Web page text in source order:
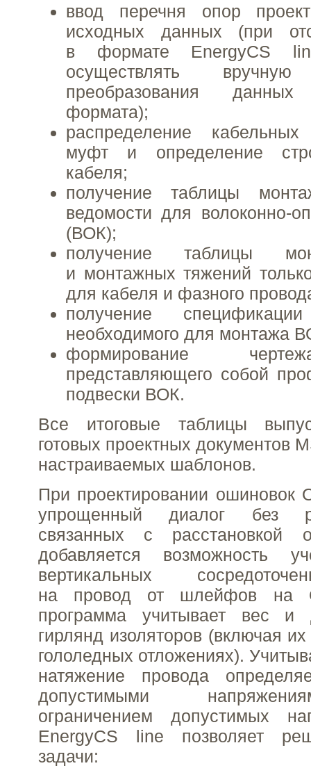
ввод перечня опор
исходных данных (при
в формате EnergyCS
осуществлять
преобразования
формата);
распределение кабельных
муфт и определение
кабеля;
получение таблицы
ведомости для волоконно-
(ВОК);
получение таблицы
и монтажных тяжений
для кабеля и фазного
получение
необходимого для монтажа
формирование
представляющего собой
подвески ВОК.
Все итоговые таблицы
готовых проектных документов
настраиваемых шаблонов.
При проектировании ошиновок
упрощенный диалог без
связанных с
добавляется возможность
вертикальных
на провод от шлейфов на
программа учитывает вес и
гирлянд изоляторов (включая
гололедных отложениях).
натяжение провода
допустимыми
ограничением допустимых
EnergyCS line позволяет
задачи: